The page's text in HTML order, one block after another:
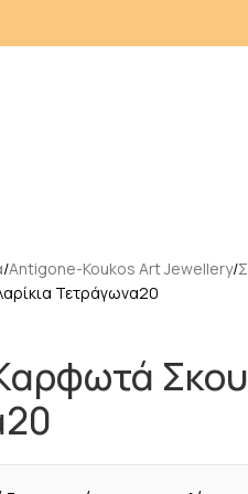
Antigone-Koukos Art Jewellery
Τετράγωνα20